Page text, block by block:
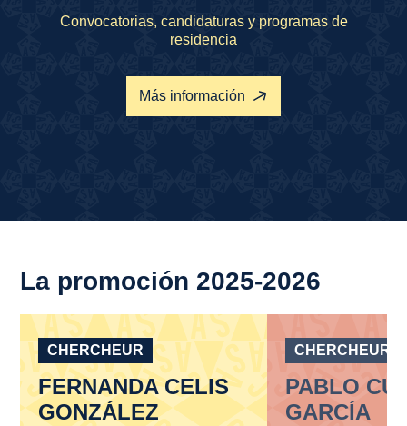
Convocatorias, candidaturas y programas de
residencia
Más información
La promoción 2025-2026
CHERCHEUR
FERNANDA CELIS
GONZÁLEZ
CHERCHEUR
PABLO
GARCÍA